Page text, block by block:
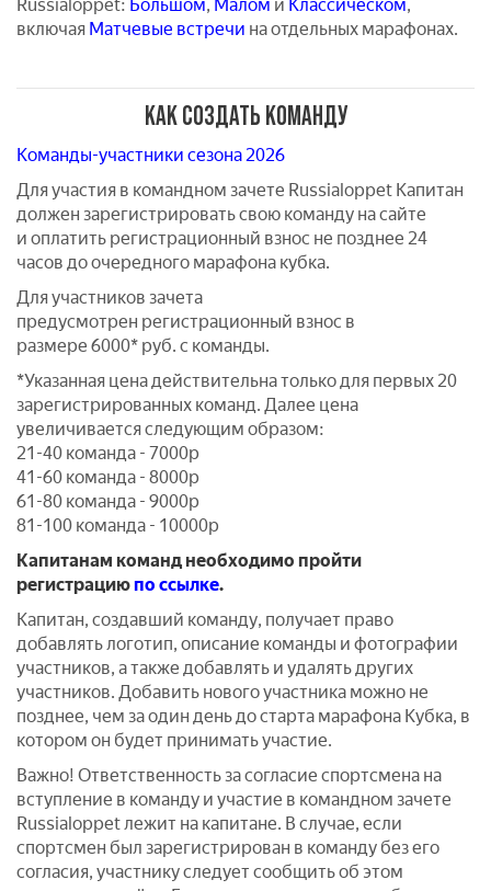
Russialoppet: Большом, Малом и Классическом,
включая Матчевые встречи на отдельных марафонах.
КАК СОЗДАТЬ КОМАНДУ
Команды-участники сезона 2026
Для участия в командном зачете Russialoppet Капитан
должен зарегистрировать свою команду на сайте
и оплатить регистрационный взнос не позднее 24
часов до очередного марафона кубка.
Для участников зачета
предусмотрен регистрационный взнос в
размере 6000* руб. с команды.
*Указанная цена действительна только для первых 20
зарегистрированных команд. Далее цена
увеличивается следующим образом:
21-40 команда - 7000р
41-60 команда - 8000р
61-80 команда - 9000р
81-100 команда - 10000р
Капитанам команд необходимо пройти
регистрациюпо ссылке.
Капитан, создавший команду, получает право
добавлять логотип, описание команды и фотографии
участников, а также добавлять и удалять других
участников. Добавить нового участника можно не
позднее, чем за один день до старта марафона Кубка, в
котором он будет принимать участие.
Важно! Ответственность за согласие спортсмена на
вступление в команду и участие в командном зачете
Russialoppet лежит на капитане. В случае, если
спортсмен был зарегистрирован в команду без его
согласия, участнику следует сообщить об этом